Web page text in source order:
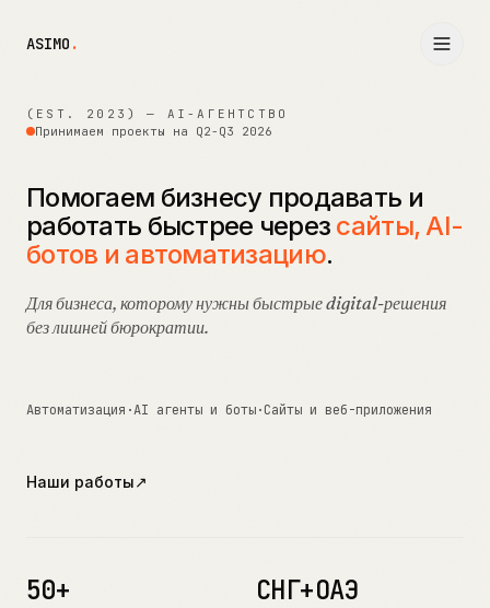
ASIMO .
(EST. 2023) — AI-АГЕНТСТВО
Принимаем проекты на Q2-Q3 2026
Помогаем бизнесу продавать и
работать быстрее через сайты, AI-
ботов и автоматизацию.
Для бизнеса, которому нужны быстрые digital-решения
без лишней бюрократии.
Автоматизация ·AI агенты и боты·Сайты и веб-приложения
Наши работы↗
50+ СНГ+ОАЭ